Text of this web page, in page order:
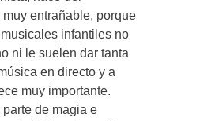
entrañable, porque
infantiles no
ni le suelen dar tanta
en directo y a
muy importante.
de magia e